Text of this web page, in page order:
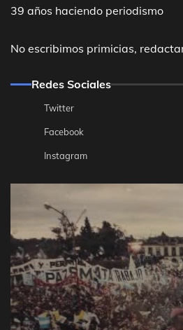
39 años haciendo periodismo
No escribimos primicias,
Redes Sociales
Twitter
Facebook
Instagram